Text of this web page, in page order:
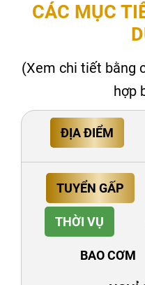
CÁC MỤC
(Xem chi tiết bằng
hợp
ĐỊA ĐIỂM
TUYỂN GẤP
THỜI VỤ
BAO CƠM